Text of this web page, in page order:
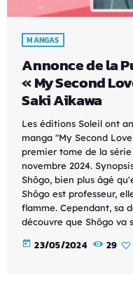
MANGAS
Annonce de la
« My Second
Saki Aikawa
Les éditions Soleil ont
manga "My Second
premier tome de la
novembre 2024.
Shôgo, bien plus âgé
Shôgo est professeur,
flamme. Cependant, sa
découvre que Shôgo va
today 23/05/2024 29